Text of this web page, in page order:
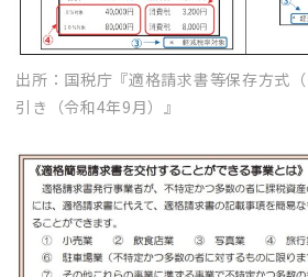
出所：国税庁『適格請求書等保存方式
引き（令和4年9月）』